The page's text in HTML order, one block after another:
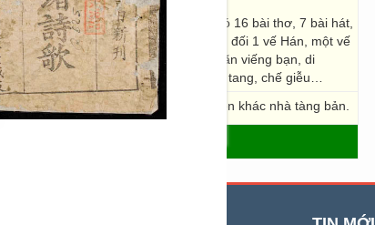
đối của Nguyễn Khuyến阮勸 (trong đó 16 bài thơ, 7 bài hát,
chữ Hán được diễn Nôm, một đôi câu đối 1 vế Hán, một vế
thi tửu, tập Kiều, vịnh ông trời…; văn vãn viếng bạn, di
hát ả đào…; câu đối ngày tết, viếng tang, chế giễu…
giống R.1061(nlvnpf-0048), tuy nhiên khác nhà tàng bản.